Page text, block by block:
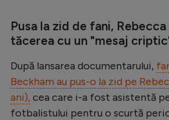
Tenis
Natație
Formula 1
Pusa la zid de fani,
tăcerea cu un "mesaj
După lansarea documentarului,
Beckham au pus-o la zid pe
ani), cea care i-a fost asistentă
fotbalistului pentru o scurtă